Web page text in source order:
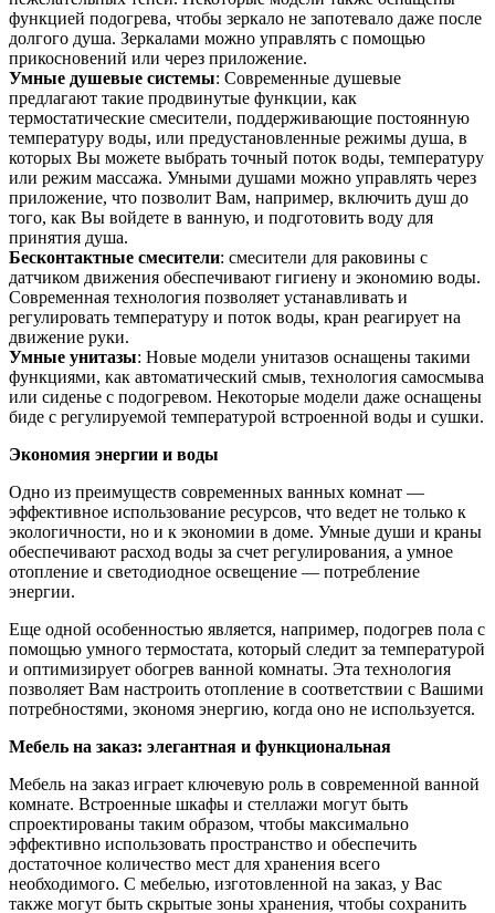
функцией подогрева, чтобы зеркало не запотевало даже после
долгого душа. Зеркалами можно управлять с помощью
прикосновений или через приложение.
Умные душевые системы: Современные душевые
предлагают такие продвинутые функции, как
термостатические смесители, поддерживающие постоянную
температуру воды, или предустановленные режимы душа, в
которых Вы можете выбрать точный поток воды, температуру
или режим массажа. Умными душами можно управлять через
приложение, что позволит Вам, например, включить душ до
того, как Вы войдете в ванную, и подготовить воду для
принятия душа.
Бесконтактные смесители: смесители для раковины с
датчиком движения обеспечивают гигиену и экономию воды.
Современная технология позволяет устанавливать и
регулировать температуру и поток воды, кран реагирует на
движение руки.
Умные унитазы: Новые модели унитазов оснащены такими
функциями, как автоматический смыв, технология самосмыва
или сиденье с подогревом. Некоторые модели даже оснащены
биде с регулируемой температурой встроенной воды и сушки.
Экономия энергии и воды
Одно из преимуществ современных ванных комнат —
эффективное использование ресурсов, что ведет не только к
экологичности, но и к экономии в доме. Умные души и краны
обеспечивают расход воды за счет регулирования, а умное
отопление и светодиодное освещение — потребление
энергии.
Еще одной особенностью является, например, подогрев пола с
помощью умного термостата, который следит за температурой
и оптимизирует обогрев ванной комнаты. Эта технология
позволяет Вам настроить отопление в соответствии с Вашими
потребностями, экономя энергию, когда оно не используется.
Мебель на заказ: элегантная и функциональная
Мебель на заказ играет ключевую роль в современной ванной
комнате. Встроенные шкафы и стеллажи могут быть
спроектированы таким образом, чтобы максимально
эффективно использовать пространство и обеспечить
достаточное количество мест для хранения всего
необходимого. С мебелью, изготовленной на заказ, у Вас
также могут быть скрытые зоны хранения, чтобы сохранить